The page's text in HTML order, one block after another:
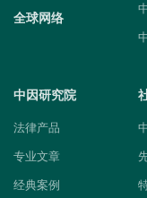
全球网络
中因研究院
法律产品
专业文章
经典案例